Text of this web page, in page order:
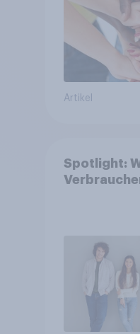
Artikel
Spotlight: